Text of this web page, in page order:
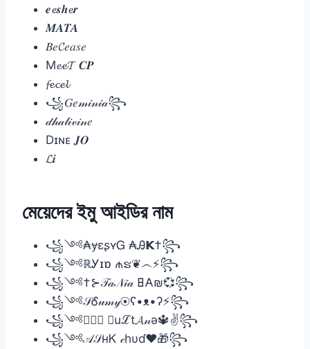
𝒆𝓮𝒔𝒉𝓮𝒓
𝑴𝑨𝑻𝑨
𝐵𝑒𝓒𝑒𝑎𝑠𝑒
M𝓮𝓮𝓣 𝑪𝑷
𝓯𝓮𝓬𝓮𝓵
꧁𝐺𝑒𝓂𝒾𝓃𝒾𝒶꧂
𝒹𝒽𝒶𝓁𝒾𝓋𝒾𝓃𝑒
Dɪɴᴇ 𝑱𝑶
𝓛𝒊
মেয়েদের ইমু আইডির নাম
꧁༺₳ɏɛʂʏᏀ ₳Ꭿ𝗞†꧂
꧁༺ℝᎩɪɒ ₼ຮ❦෴⚡꧂
꧁༺†⊱𝒯𝒶𝒩𝒾𝒶 𐌇𐌀₪💞꧂
꧁༺𝒮Ꮄ𝓊𝓂𝓎⦿ʕ•ᴥ•ʔ⚡꧂
꧁༺𝒧𝒾𝒶 𝒮uℒt𝓐𝓃ǝ🔱✌꧂
꧁༺𝒜𝒮нᏦ 𝒸hυɗ❤️🎁꧂